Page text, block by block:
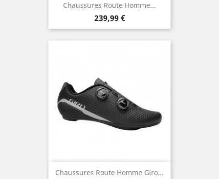
Chaussures Route Homme...
Prix
239,99 €
Chaussures Route Homme Giro...